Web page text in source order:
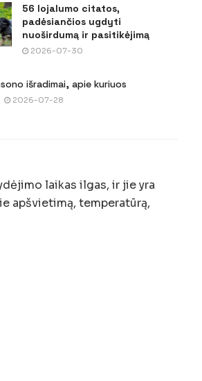
56 lojalumo citatos,
padėsiančios ugdyti
nuoširdumą ir pasitikėjimą
2026-07-30
išradimai, apie kuriuos
2026-07-28
laikas ilgas, ir jie yra
apšvietimą, temperatūrą,